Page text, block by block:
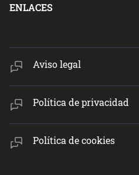
ENLACES
Aviso legal
Política de privacidad
Política de cookies